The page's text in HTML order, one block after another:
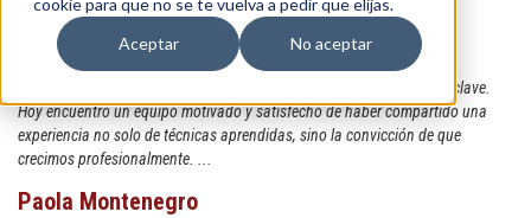
cookie para que no se te vuelva a pedir que elijas.
Aceptar
No aceptar
Durante este curso, el acompañamiento para la personalización fue clave.
Hoy encuentro un equipo motivado y satisfecho de haber compartido una
experiencia no solo de técnicas aprendidas, sino la convicción de que
crecimos profesionalmente. ...
Paola Montenegro